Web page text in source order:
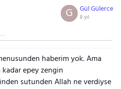
Gül Gülerce
8 yıl
G
haberim yok. Ama
epey zengin
sutunden Allah ne verdiyse